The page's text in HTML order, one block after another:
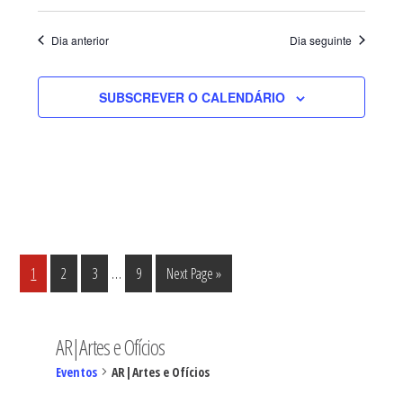
Dia anterior Dia seguinte
SUBSCREVER O CALENDÁRIO
Página
1 Página
2 Página
3
Interim
pages
… Página
9
Go
to
Next Page »
AR|Artes e Ofícios
Eventos AR|Artes e Ofícios